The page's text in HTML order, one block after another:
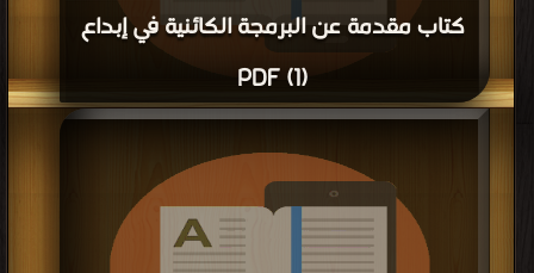
كتاب مقدمة عن البرمجة الكائنية في إبداع
(1) PDF
قراءة و تحميل كتاب كتاب مقدمة عن البرمجة الكائنية في إبداع (1) PDF مجانا |
كتب في| التحميل : مرة/مرات